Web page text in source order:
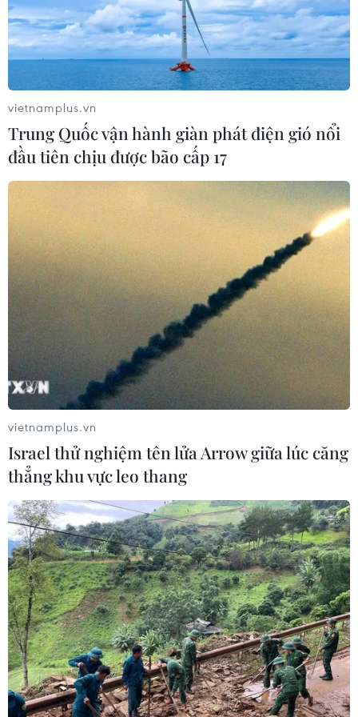
NOAA: Tháng 7 năm nay là tháng nóng
nhất trong lịch sử Trái Đất
16/08/2019 01:23
Nhiệt độ trung bình toàn cầu trong tháng Bảy cao hơn
0,95 độ C so với mức trung bình của thế kỷ 20 là 15,8
độ C, khiến nó trở thành tháng bảy nóng nhất nếu tính
từ năm 1880.
Bắc Bộ có mưa rào và dông diện rộng,
Trung Bộ nắng nóng gay gắt
17/08/2019 01:37
Do ảnh hưởng của hội tụ gió lên đến mực 5.000m nên
vietnamplus.vn
Trung Quốc vận hành giàn phát điện gió nổi
đầu tiên chịu được bão cấp 17
vietnamplus.vn
Israel thử nghiệm tên lửa Arrow giữa lúc căng
thẳng khu vực leo thang